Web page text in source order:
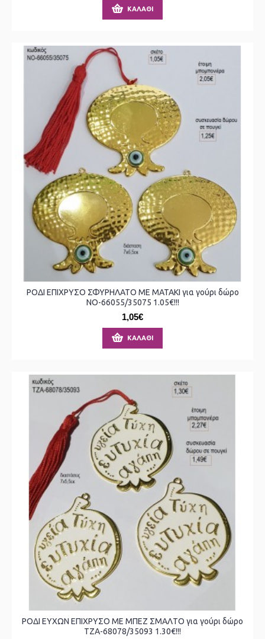
ΚΑΛΆΘΙ
ΡΟΔΙ ΕΠΙΧΡΥΣΟ ΣΦΥΡΗΛΑΤΟ ΜΕ ΜΑΤΑΚΙ για γούρι δώρο
ΝΟ-66055/35075 1.05€!!!
1,05€
ΚΑΛΆΘΙ
ΡΟΔΙ ΕΥΧΩΝ ΕΠΙΧΡΥΣΟ ΜΕ ΜΠΕΖ ΣΜΑΛΤΟ για γούρι δώρο
ΤΖΑ-68078/35093 1.30€!!!